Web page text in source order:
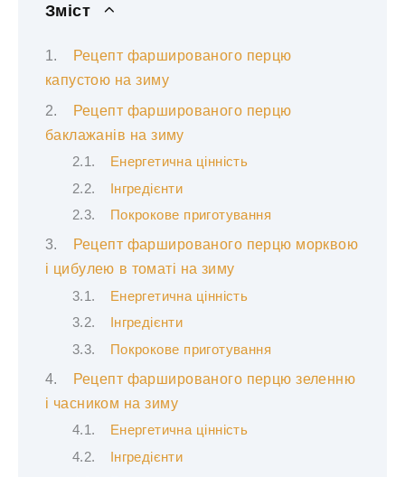
Зміст
Рецепт фаршированого перцю
капустою на зиму
Рецепт фаршированого перцю
баклажанів на зиму
Енергетична цінність
Інгредієнти
Покрокове приготування
Рецепт фаршированого перцю морквою
і цибулею в томаті на зиму
Енергетична цінність
Інгредієнти
Покрокове приготування
Рецепт фаршированого перцю зеленню
і часником на зиму
Енергетична цінність
Інгредієнти